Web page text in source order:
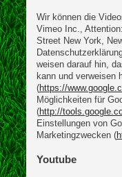
Wir können die
Vimeo Inc.,
Street New York,
weisen darauf hin,
kann und verweisen
(https://
Möglichkeiten für
(http://
Einstellungen von
Marketingzwecken (
Youtube